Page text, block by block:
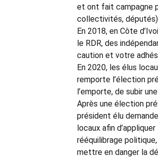
et ont fait campagne
collectivités, députés)
En 2018, en Côte
le RDR, des
caution et votre
En 2020, les élus
remporte l’élection
l’emporte, de subir
Après une élection
président élu
locaux afin
rééquilibrage
mettre en danger la